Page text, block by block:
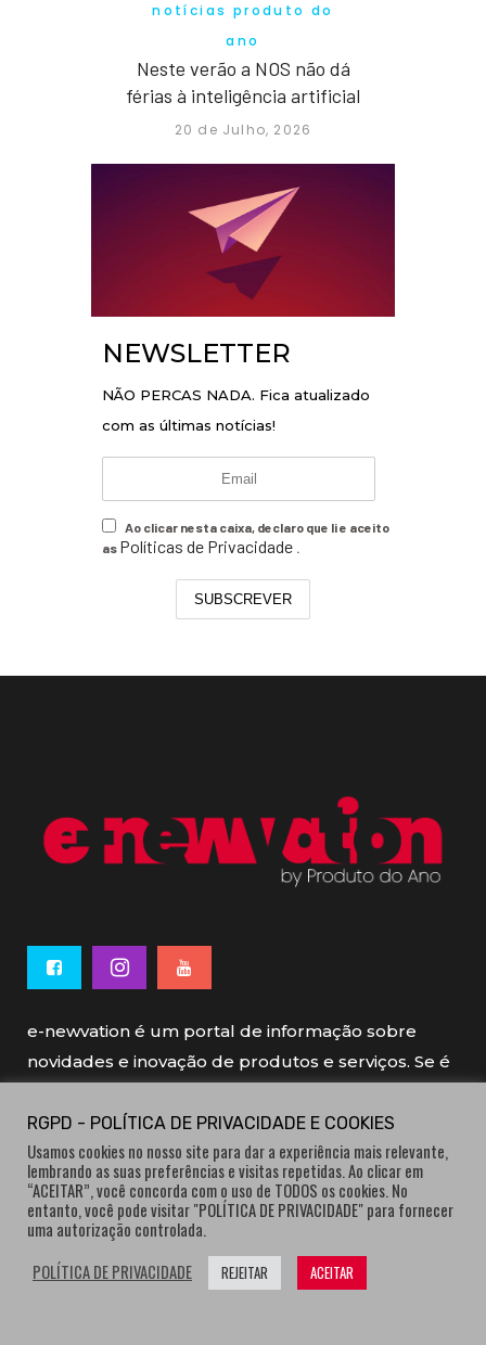
notícias produto do
ano
Neste verão a NOS não dá
férias à inteligência artificial
20 de Julho, 2026
NEWSLETTER
NÃO PERCAS NADA. Fica atualizado
com as últimas notícias!
Ao clicar nesta caixa, declaro que li e aceito
as Políticas de Privacidade
SUBSCREVER
e-newvation é um portal de informação sobre
novidades e inovação de produtos e serviços. Se é
e-newvation tem o patrocínio do “Produto do
Ano”, o prémio de inovação atribuído por
consumidores.
RGPD - POLÍTICA DE PRIVACIDADE E COOKIES
Usamos cookies no nosso site para dar a experiência mais relevante,
lembrando as suas preferências e visitas repetidas. Ao clicar em
“ACEITAR”, você concorda com o uso de TODOS os cookies. No
entanto, você pode visitar "POLÍTICA DE PRIVACIDADE" para fornecer
uma autorização controlada.
POLÍTICA DE PRIVACIDADE
REJEITAR ACEITAR